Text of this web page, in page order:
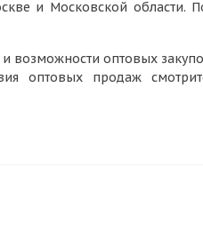
и Московской области.
оптовых
оптовых продаж